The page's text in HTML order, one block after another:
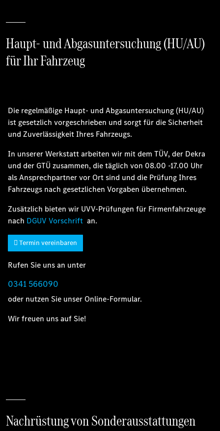
Haupt- und Abgasuntersuchung (HU/AU)
für Ihr Fahrzeug
Die regelmäßige Haupt- und Abgasuntersuchung (HU/AU)
ist gesetzlich vorgeschrieben und sorgt für die Sicherheit
und Zuverlässigkeit Ihres Fahrzeugs.
In unserer Werkstatt arbeiten wir mit dem TÜV, der Dekra
und der GTÜ zusammen, die täglich von 08.00 -17.00 Uhr
als Ansprechpartner vor Ort sind und die Prüfung Ihres
Fahrzeugs nach gesetzlichen Vorgaben übernehmen.
Zusätzlich bieten wir UVV-Prüfungen für Firmenfahrzeuge
nach DGUV Vorschrift an.
Termin vereinbaren
Rufen Sie uns an unter
0341 566090
oder nutzen Sie unser Online-Formular.
Wir freuen uns auf Sie!
Nachrüstung von Sonderausstattungen